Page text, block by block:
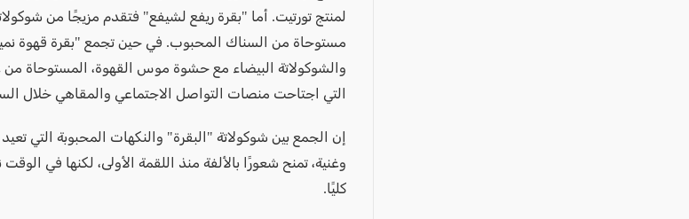
لمنتج تورتيت. أما "بقرة ريفع لشيفع" فتقدم مزيجًا من
مستوحاة من السناك المحبوب. في حين تجمع "بقرة قهوة
والشوكولاتة البيضاء مع حشوة موس القهوة، المستوحاة من
التي اجتاحت منصات التواصل الاجتماعي والمقاهي خلال
إن الجمع بين شوكولاتة "البقرة" والنكهات المحبوبة التي
وغنية، تمنح شعورًا بالألفة منذ اللقمة الأولى، لكنها في
كليًا.